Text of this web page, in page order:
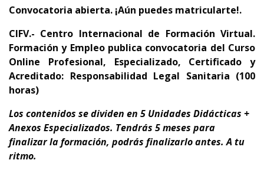
Convocatoria abierta. ¡Aún puedes matricularte!.
CIFV.- Centro Internacional de Formación Virtual.
Formación y Empleo publica convocatoria del Curso
Online Profesional, Especializado, Certificado y
Acreditado: Responsabilidad Legal Sanitaria (100
horas)
Los contenidos se dividen en 5 Unidades Didácticas +
Anexos Especializados. Tendrás 5 meses para
finalizar la formación, podrás finalizarlo antes.A tu
ritmo.